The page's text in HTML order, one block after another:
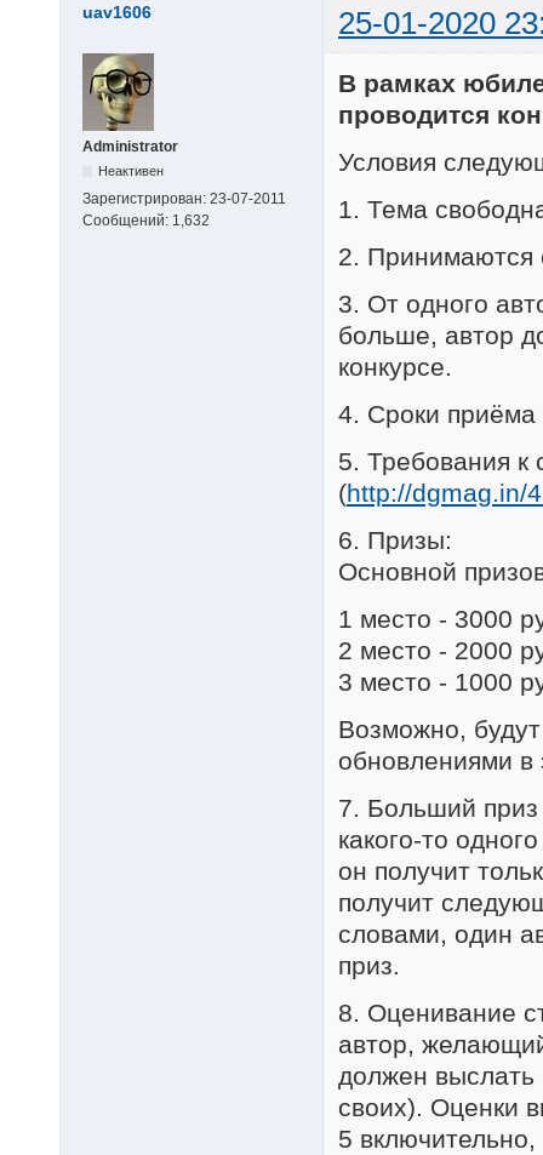
uav1606 25-01-2020
Administrator
Неактивен
Зарегистрирован: 23-07-2011
Сообщений: 1,632
В рамках
проводится
Условия
1. Тема
2. Принимаются
3. От одного
больше, автор
конкурсе.
4. Сроки
5. Требования к
(http://dgmag.in/
6. Призы:
Основной
1 место - 3000
2 место - 2000
3 место - 1000
Возможно,
обновлениями в
7. Больший приз
какого-то
он получит
получит
словами, один
приз.
8. Оценивание
автор,
должен выслать
своих). Оценки
5